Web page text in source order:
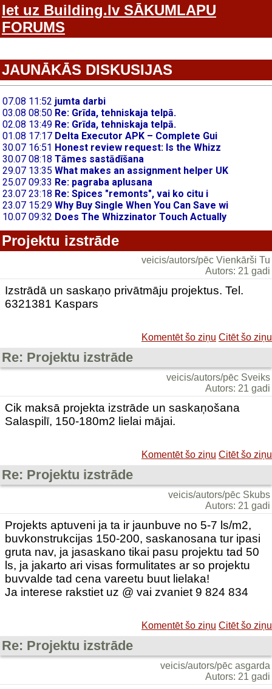
Iet uz Building.lv SĀKUMLAPU
FORUMS
JAUNĀKĀS DISKUSIJAS
Projektu izstrāde
veicis/autors/pēc Vienkārši Tu
Autors: 21 gadi
Izstrādā un saskaņo privātmāju projektus. Tel.
6321381 Kaspars
Komentēt šo ziņu Citēt šo ziņu
Re: Projektu izstrāde
veicis/autors/pēc Sveiks
Autors: 21 gadi
Cik maksā projekta izstrāde un saskaņošana
Salaspilī, 150-180m2 lielai mājai.
Komentēt šo ziņu Citēt šo ziņu
Re: Projektu izstrāde
veicis/autors/pēc Skubs
Autors: 21 gadi
Projekts aptuveni ja ta ir jaunbuve no 5-7 ls/m2,
buvkonstrukcijas 150-200, saskanosana tur ipasi
gruta nav, ja jasaskano tikai pasu projektu tad 50
ls, ja jakarto ari visas formulitates ar so projektu
buvvalde tad cena vareetu buut lielaka!
Ja interese rakstiet uz @ vai zvaniet 9 824 834
Komentēt šo ziņu Citēt šo ziņu
Re: Projektu izstrāde
veicis/autors/pēc asgarda
Autors: 21 gadi